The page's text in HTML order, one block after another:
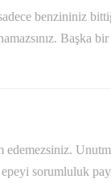
benzininiz
Başka bir
edemezsiniz.
sorumluluk